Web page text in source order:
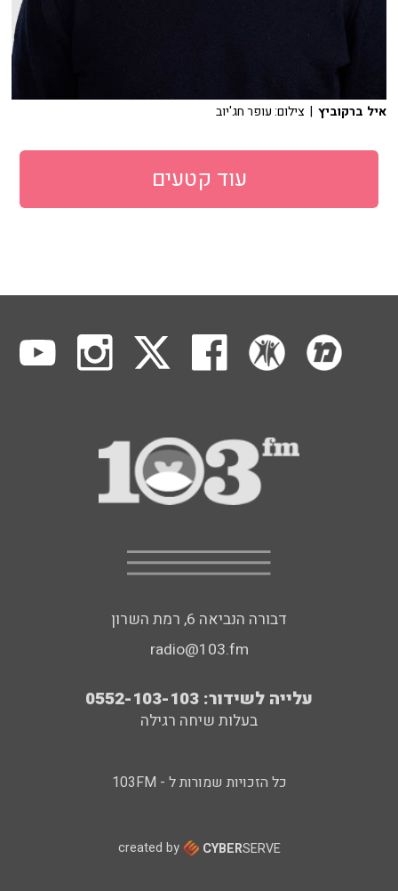
איל ברקוביץ | צילום: עופר חג'יוב
עוד קטעים
דבורה הנביאה 6, רמת השרון
radio@103.fm
עלייה לשידור: 0552-103-103
בעלות שיחה רגילה
כל הזכויות שמורות ל - 103FM
created by CYBERSERVE